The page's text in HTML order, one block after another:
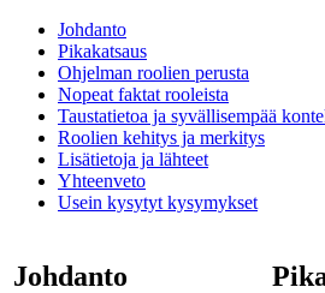
Johdanto
Pikakatsaus
Ohjelman roolien perusta
Nopeat faktat rooleista
Taustatietoa ja syvällisempää
Roolien kehitys ja merkitys
Lisätietoja ja lähteet
Yhteenveto
Usein kysytyt kysymykset
Johdanto